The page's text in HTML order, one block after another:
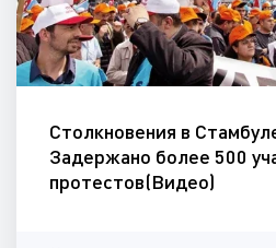
Столкновения в
Задержано более 500
протестов(Видео)